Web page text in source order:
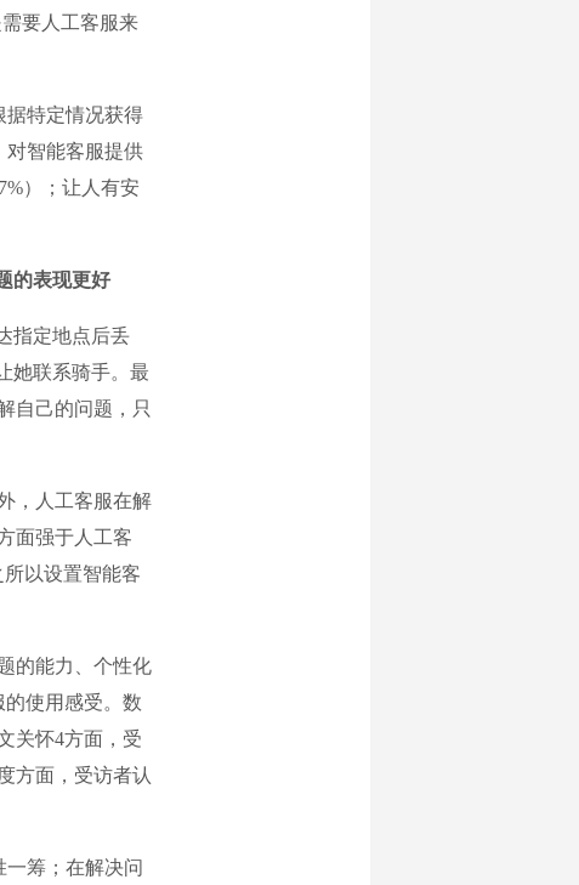
要人工客服来
特定情况获得
对智能客服提供
）；让人有安
的表现更好
指定地点后丢
她联系骑手。最
自己的问题，只
，人工客服在解
面强于人工客
以设置智能客
的能力、个性化
使用感受。数
关怀4方面，受
方面，受访者认
筹；在解决问